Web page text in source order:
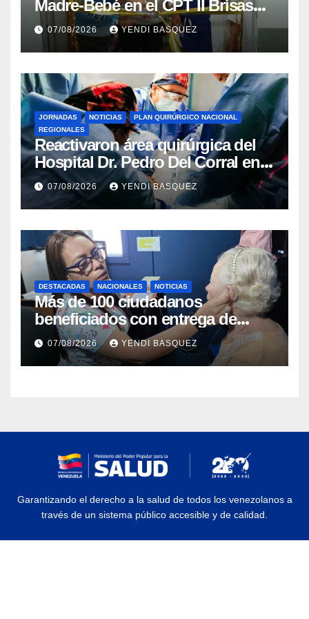
Madre-Bebé en el CPT II Brisas
del Aeropuerto ​Inauguraron
Rincón
07/08/2026 YENDI BASQUEZ
JORNADAS NOTICIAS
PLAN QUIRÚRGICO NACIONAL
REGIONALES
Reactivaron área quirúrgica del
Hospital Dr. Pedro Del Corral en
Guárico
07/08/2026 YENDI BASQUEZ
DESTACADAS NACIONALES NOTICIAS
Más de 100 ciudadanos
beneficiados con entrega de
prótesis auditivas en el Centro de
Rehabilitación J.J. Arvelo
07/08/2026 YENDI BASQUEZ
Garantizando el derecho a la salud de todos los venezolanos a
través de un sistema público accesible y de calidad.